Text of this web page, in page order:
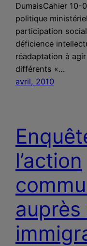
DumaisCahier 10-
politique
participation
déficience
réadaptation à
différents «…
avril, 2010
l’action
auprès